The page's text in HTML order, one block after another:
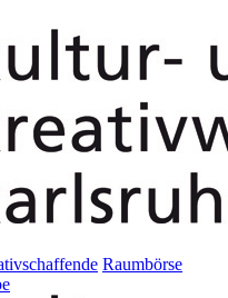
Raumbörse